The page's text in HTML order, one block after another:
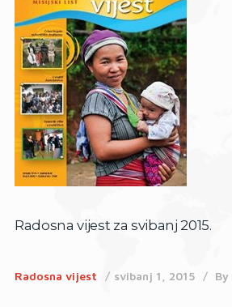
Radosna vijest za svibanj 2015.
Radosna vijest svibanj 1, 2015 By